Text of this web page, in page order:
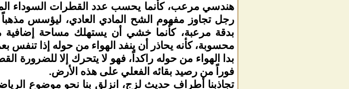
هندسي مرعب، كأنما يحسب عدد القطرات السوداء
رجل تجاوز مفهوم الشح المادي العادي، ليؤسس
بدقة مرعبة، كأنما خشي أن يستهلك مساحة
محسوبة، كأنه يحاذر أن ينفد الهواء من حوله إذا تنفس
بدا الهواء من حوله راكداً، فهو لا يتحرك إلا للضرورة
فوراً من رصيد بقائه الفعلي على هذه الأرض.
تجاذبنا أطراف حديث لزج، انزلق بنا نحو موضوع